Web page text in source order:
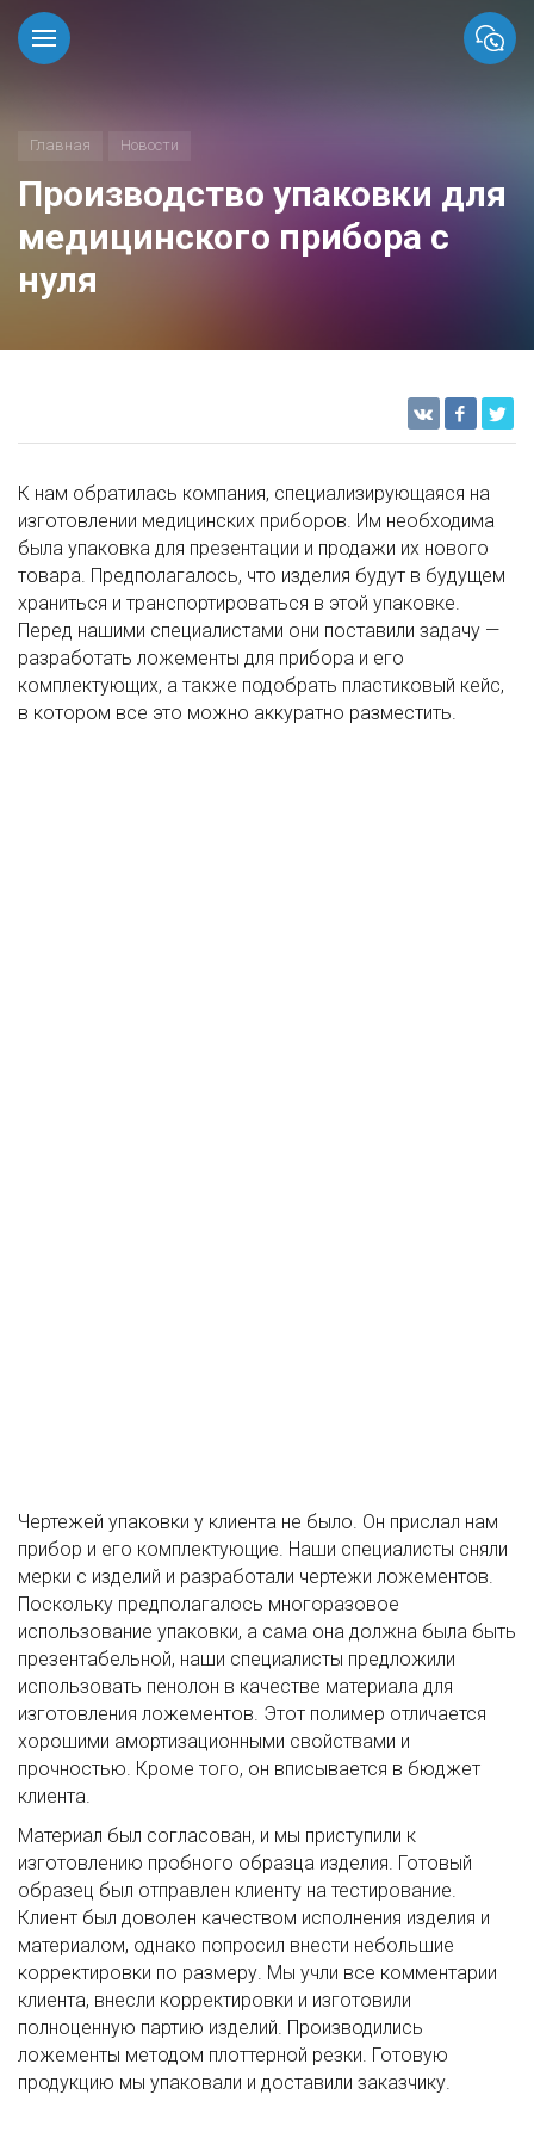
Главная Новости
Производство упаковки для
медицинского прибора с
нуля
К нам обратилась компания, специализирующаяся на
изготовлении медицинских приборов. Им необходима
была упаковка для презентации и продажи их нового
товара. Предполагалось, что изделия будут в будущем
храниться и транспортироваться в этой упаковке.
Перед нашими специалистами они поставили задачу —
разработать ложементы для прибора и его
комплектующих, а также подобрать пластиковый кейс,
в котором все это можно аккуратно разместить.
Чертежей упаковки у клиента не было. Он прислал нам
прибор и его комплектующие. Наши специалисты сняли
мерки с изделий и разработали чертежи ложементов.
Поскольку предполагалось многоразовое
использование упаковки, а сама она должна была быть
презентабельной, наши специалисты предложили
использовать пенолон в качестве материала для
изготовления ложементов. Этот полимер отличается
хорошими амортизационными свойствами и
прочностью. Кроме того, он вписывается в бюджет
клиента.
Материал был согласован, и мы приступили к
изготовлению пробного образца изделия. Готовый
образец был отправлен клиенту на тестирование.
Клиент был доволен качеством исполнения изделия и
материалом, однако попросил внести небольшие
корректировки по размеру. Мы учли все комментарии
клиента, внесли корректировки и изготовили
полноценную партию изделий. Производились
ложементы методом плоттерной резки. Готовую
продукцию мы упаковали и доставили заказчику.